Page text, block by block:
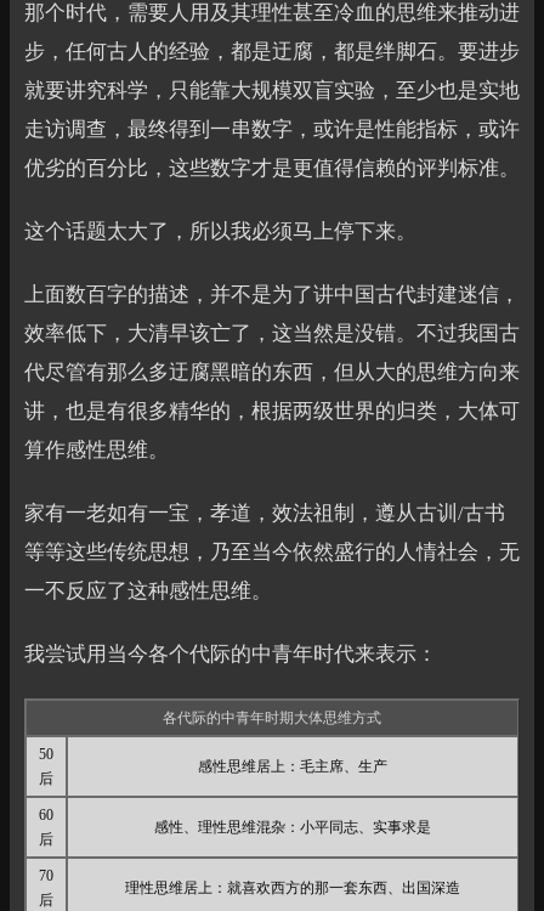
那个时代，需要人用及其理性甚至冷血的思维来推动进
步，任何古人的经验，都是迂腐，都是绊脚石。要进步
就要讲究科学，只能靠大规模双盲实验，至少也是实地
走访调查，最终得到一串数字，或许是性能指标，或许
优劣的百分比，这些数字才是更值得信赖的评判标准。
这个话题太大了，所以我必须马上停下来。
上面数百字的描述，并不是为了讲中国古代封建迷信，
效率低下，大清早该亡了，这当然是没错。不过我国古
代尽管有那么多迂腐黑暗的东西，但从大的思维方向来
讲，也是有很多精华的，根据两级世界的归类，大体可
算作感性思维。
家有一老如有一宝，孝道，效法祖制，遵从古训/古书
等等这些传统思想，乃至当今依然盛行的人情社会，无
一不反应了这种感性思维。
我尝试用当今各个代际的中青年时代来表示：
各代际的中青年时期大体思维方式
50
后
感性思维居上：毛主席、生产
60
后
感性、理性思维混杂：小平同志、实事求是
70
后
理性思维居上：就喜欢西方的那一套东西、出国深造